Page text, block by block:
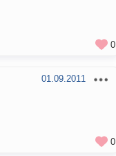
0
01.09.2011
0